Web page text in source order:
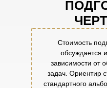
Стоимость
обсуждается
зависимости от
задач. Ориентир
стандартного